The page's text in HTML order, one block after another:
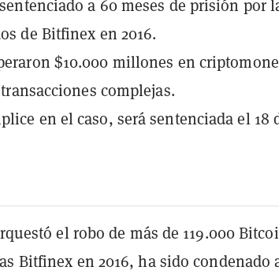
a 60 meses de prisión por
de Bitfinex en 2016.
$10.000 millones en
complejas.
en el caso, será sentenciada el 18
el robo de más de 119.000
Bitfinex en 2016, ha sido condenado